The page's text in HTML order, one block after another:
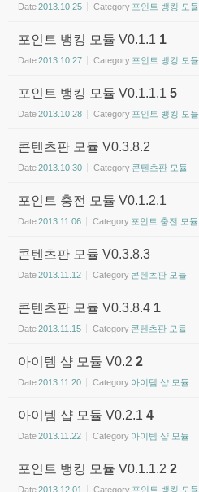
Date2013.10.25 Category 포인트 뱅킹 모듈
포인트 뱅킹 모듈 V0.1.1 1
Date2013.10.27 Category 포인트 뱅킹 모듈
포인트 뱅킹 모듈 V0.1.1.1 5
Date2013.10.28 Category 포인트 뱅킹 모듈
콘텐츠판 모듈 V0.3.8.2
Date2013.10.30 Category 콘텐츠판 모듈
포인트 충전 모듈 V0.1.2.1
Date2013.11.06 Category 포인트 충전 모듈
콘텐츠판 모듈 V0.3.8.3
Date2013.11.12 Category 콘텐츠판 모듈
콘텐츠판 모듈 V0.3.8.4 1
Date2013.11.15 Category 콘텐츠판 모듈
아이템 샵 모듈 V0.2 2
Date2013.11.20 Category 아이템 샵 모듈
아이템 샵 모듈 V0.2.1 4
Date2013.11.22 Category 아이템 샵 모듈
포인트 뱅킹 모듈 V0.1.1.2 2
Date2013.12.01 Category 포인트 뱅킹 모듈